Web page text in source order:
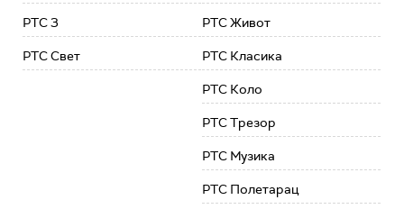
РТС 3
РТС Свет
РТС Живот
РТС Класика
РТС Коло
РТС Трезор
РТС Музика
РТС Полетарац